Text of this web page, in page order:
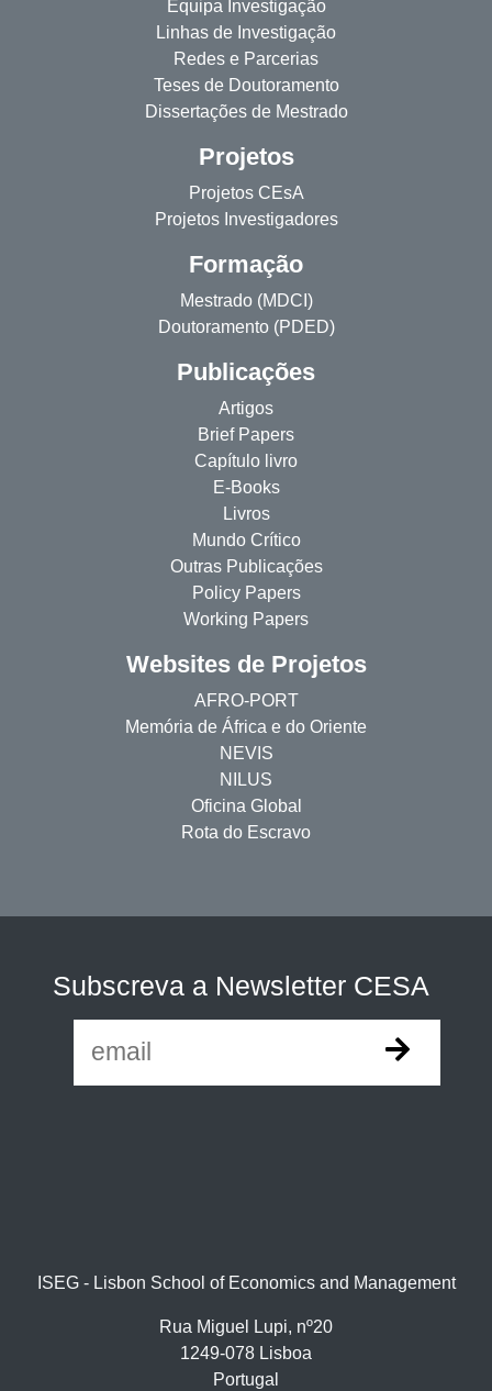
Equipa Investigação
Linhas de Investigação
Redes e Parcerias
Teses de Doutoramento
Dissertações de Mestrado
Projetos
Projetos CEsA
Projetos Investigadores
Formação
Mestrado (MDCI)
Doutoramento (PDED)
Publicações
Artigos
Brief Papers
Capítulo livro
E-Books
Livros
Mundo Crítico
Outras Publicações
Policy Papers
Working Papers
Websites de Projetos
AFRO-PORT
Memória de África e do Oriente
NEVIS
NILUS
Oficina Global
Rota do Escravo
Subscreva a Newsletter CESA
ISEG - Lisbon School of Economics and Management
Rua Miguel Lupi, nº20
1249-078 Lisboa
Portugal